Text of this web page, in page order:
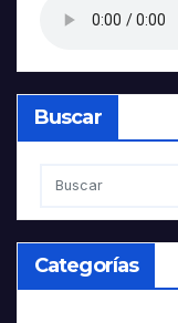
Buscar
Categorías